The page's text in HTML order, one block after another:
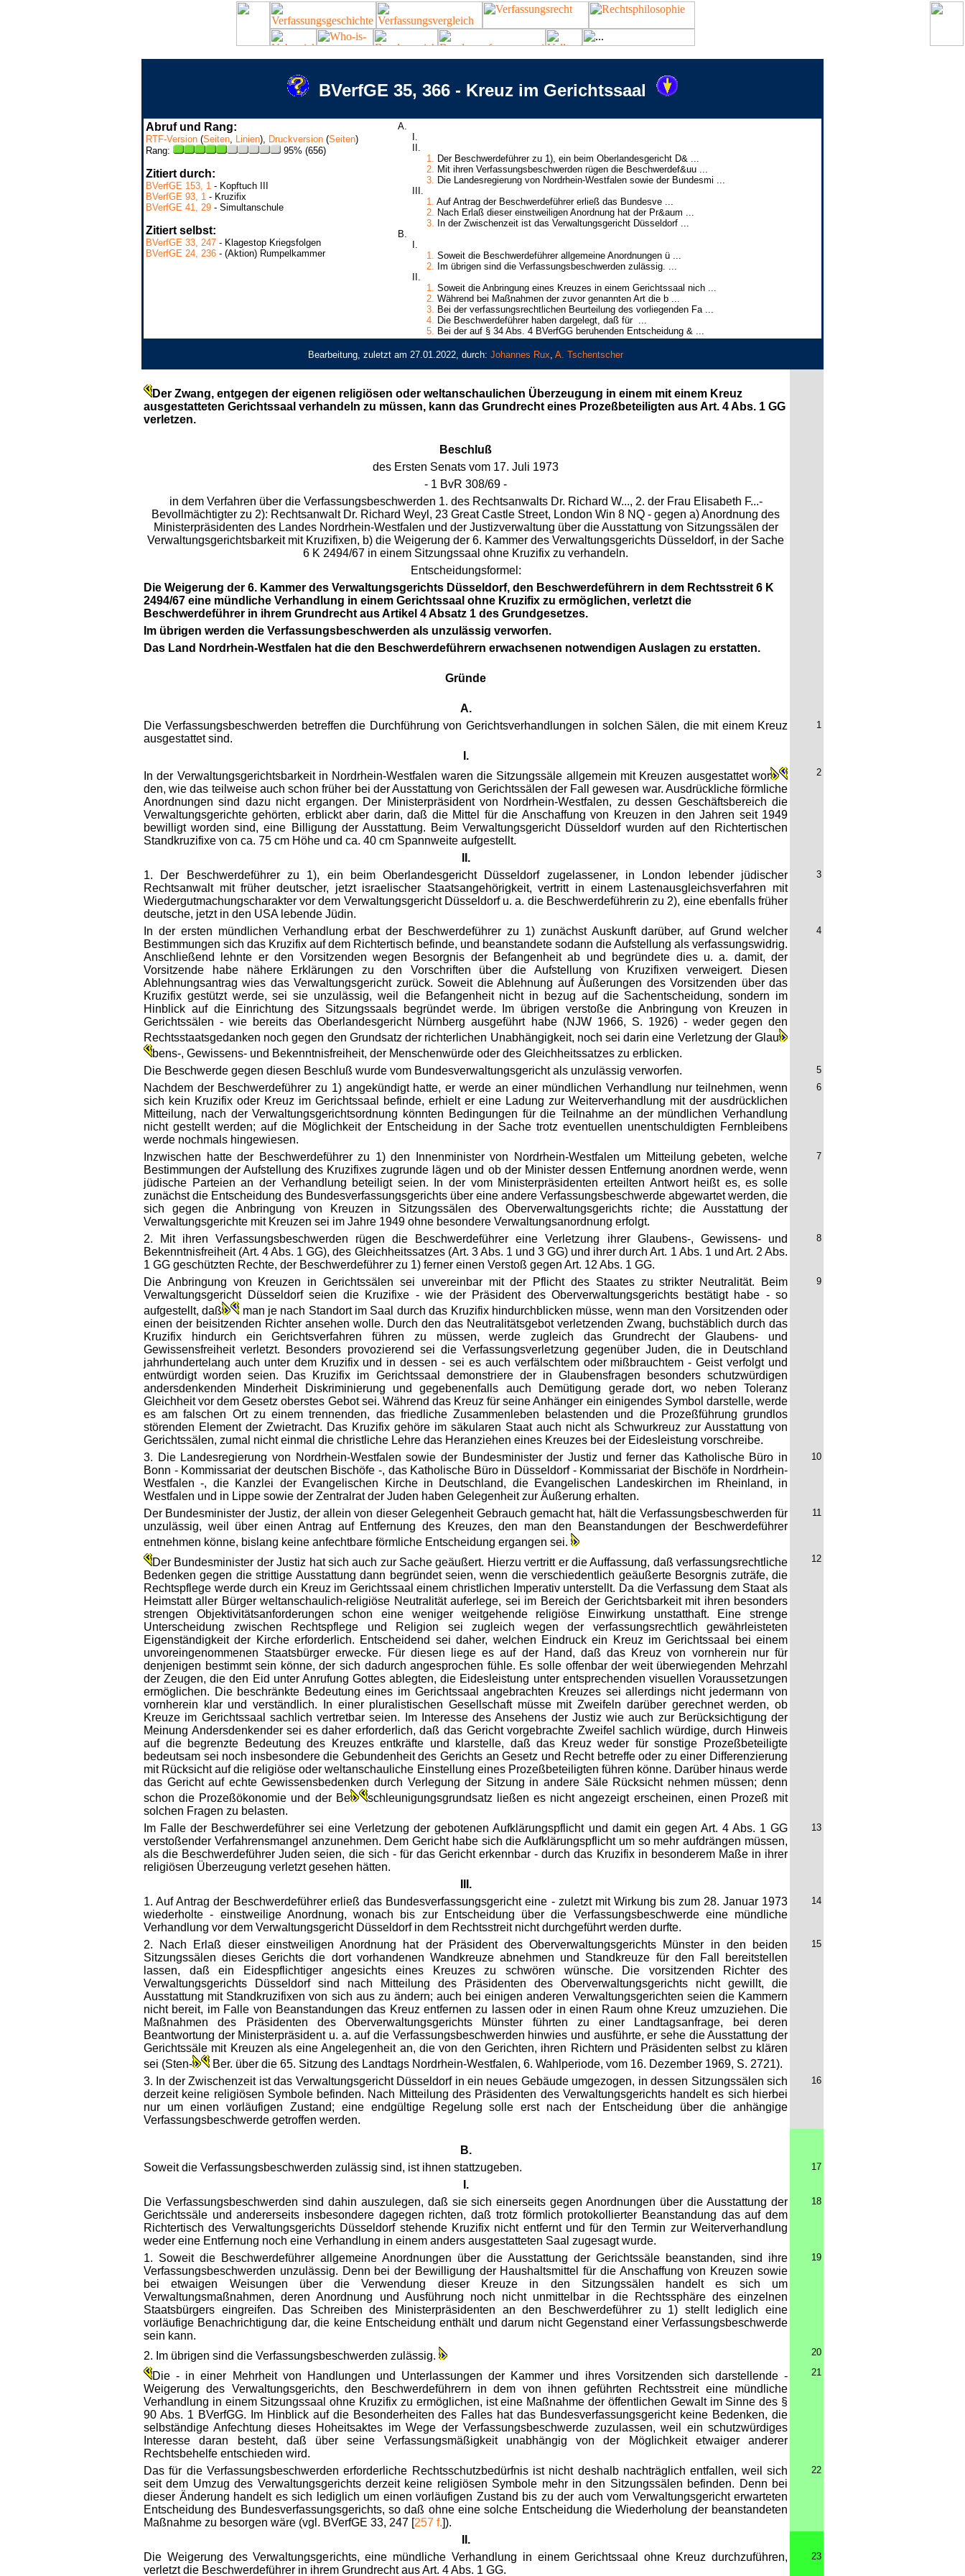
BVerfGE 35, 366 - Kreuz im Gerichtssaal
Abruf und Rang:
RTF-Version (Seiten, Linien), Druckversion (Seiten)
Rang:
95% (656)
Zitiert durch:
BVerfGE 153, 1 - Kopftuch III
BVerfGE 93, 1 - Kruzifix
BVerfGE 41, 29 - Simultanschule
Zitiert selbst:
BVerfGE 33, 247 - Klagestop Kriegsfolgen
BVerfGE 24, 236 - (Aktion) Rumpelkammer
A.
I.
II.
1. Der Beschwerdeführer zu 1), ein beim Oberlandesgericht D& ...
2. Mit ihren Verfassungsbeschwerden rügen die Beschwerdef&uu ...
3. Die Landesregierung von Nordrhein-Westfalen sowie der Bundesmi ...
III.
1. Auf Antrag der Beschwerdeführer erließ das Bundesve ...
2. Nach Erlaß dieser einstweiligen Anordnung hat der Pr&aum ...
3. In der Zwischenzeit ist das Verwaltungsgericht Düsseldorf ...
B.
I.
1. Soweit die Beschwerdeführer allgemeine Anordnungen ü ...
2. Im übrigen sind die Verfassungsbeschwerden zulässig. ...
II.
1. Soweit die Anbringung eines Kreuzes in einem Gerichtssaal nich ...
2. Während bei Maßnahmen der zuvor genannten Art die b ...
3. Bei der verfassungsrechtlichen Beurteilung des vorliegenden Fa ...
4. Die Beschwerdeführer haben dargelegt, daß für ...
5. Bei der auf § 34 Abs. 4 BVerfGG beruhenden Entscheidung & ...
Bearbeitung, zuletzt am 27.01.2022, durch: Johannes Rux, A. Tschentscher
Der Zwang, entgegen der eigenen religiösen oder weltanschaulichen Überzeugung in einem mit einem Kreuz
ausgestatteten Gerichtssaal verhandeln zu müssen, kann das Grundrecht eines Prozeßbeteiligten aus Art. 4 Abs. 1 GG
verletzen.
Beschluß
des Ersten Senats vom 17. Juli 1973
- 1 BvR 308/69 -
in dem Verfahren über die Verfassungsbeschwerden 1. des Rechtsanwalts Dr. Richard W..., 2. der Frau Elisabeth F...-
Bevollmächtigter zu 2): Rechtsanwalt Dr. Richard Weyl, 23 Great Castle Street, London Win 8 NQ - gegen a) Anordnung des
Ministerpräsidenten des Landes Nordrhein-Westfalen und der Justizverwaltung über die Ausstattung von Sitzungssälen der
Verwaltungsgerichtsbarkeit mit Kruzifixen, b) die Weigerung der 6. Kammer des Verwaltungsgerichts Düsseldorf, in der Sache
6 K 2494/67 in einem Sitzungssaal ohne Kruzifix zu verhandeln.
Entscheidungsformel:
Die Weigerung der 6. Kammer des Verwaltungsgerichts Düsseldorf, den Beschwerdeführern in dem Rechtsstreit 6 K
2494/67 eine mündliche Verhandlung in einem Gerichtssaal ohne Kruzifix zu ermöglichen, verletzt die
Beschwerdeführer in ihrem Grundrecht aus Artikel 4 Absatz 1 des Grundgesetzes.
Im übrigen werden die Verfassungsbeschwerden als unzulässig verworfen.
Das Land Nordrhein-Westfalen hat die den Beschwerdeführern erwachsenen notwendigen Auslagen zu erstatten.
Gründe
A.
Die Verfassungsbeschwerden betreffen die Durchführung von Gerichtsverhandlungen in solchen Sälen, die mit einem Kreuz
ausgestattet sind.
1
I.
In der Verwaltungsgerichtsbarkeit in Nordrhein-Westfalen waren die Sitzungssäle allgemein mit Kreuzen ausgestattet wor
den, wie das teilweise auch schon früher bei der Ausstattung von Gerichtssälen der Fall gewesen war. Ausdrückliche förmliche
Anordnungen sind dazu nicht ergangen. Der Ministerpräsident von Nordrhein-Westfalen, zu dessen Geschäftsbereich die
Verwaltungsgerichte gehörten, erblickt aber darin, daß die Mittel für die Anschaffung von Kreuzen in den Jahren seit 1949
bewilligt worden sind, eine Billigung der Ausstattung. Beim Verwaltungsgericht Düsseldorf wurden auf den Richtertischen
Standkruzifixe von ca. 75 cm Höhe und ca. 40 cm Spannweite aufgestellt.
2
II.
1. Der Beschwerdeführer zu 1), ein beim Oberlandesgericht Düsseldorf zugelassener, in London lebender jüdischer
Rechtsanwalt mit früher deutscher, jetzt israelischer Staatsangehörigkeit, vertritt in einem Lastenausgleichsverfahren mit
Wiedergutmachungscharakter vor dem Verwaltungsgericht Düsseldorf u. a. die Beschwerdeführerin zu 2), eine ebenfalls früher
deutsche, jetzt in den USA lebende Jüdin.
3
In der ersten mündlichen Verhandlung erbat der Beschwerdeführer zu 1) zunächst Auskunft darüber, auf Grund welcher
Bestimmungen sich das Kruzifix auf dem Richtertisch befinde, und beanstandete sodann die Aufstellung als verfassungswidrig.
Anschließend lehnte er den Vorsitzenden wegen Besorgnis der Befangenheit ab und begründete dies u. a. damit, der
Vorsitzende habe nähere Erklärungen zu den Vorschriften über die Aufstellung von Kruzifixen verweigert. Diesen
Ablehnungsantrag wies das Verwaltungsgericht zurück. Soweit die Ablehnung auf Äußerungen des Vorsitzenden über das
Kruzifix gestützt werde, sei sie unzulässig, weil die Befangenheit nicht in bezug auf die Sachentscheidung, sondern im
Hinblick auf die Einrichtung des Sitzungssaals begründet werde. Im übrigen verstoße die Anbringung von Kreuzen in
Gerichtssälen - wie bereits das Oberlandesgericht Nürnberg ausgeführt habe (NJW 1966, S. 1926) - weder gegen den
Rechtsstaatsgedanken noch gegen den Grundsatz der richterlichen Unabhängigkeit, noch sei darin eine Verletzung der Glau
bens-, Gewissens- und Bekenntnisfreiheit, der Menschenwürde oder des Gleichheitssatzes zu erblicken.
4
Die Beschwerde gegen diesen Beschluß wurde vom Bundesverwaltungsgericht als unzulässig verworfen. 5
Nachdem der Beschwerdeführer zu 1) angekündigt hatte, er werde an einer mündlichen Verhandlung nur teilnehmen, wenn
sich kein Kruzifix oder Kreuz im Gerichtssaal befinde, erhielt er eine Ladung zur Weiterverhandlung mit der ausdrücklichen
Mitteilung, nach der Verwaltungsgerichtsordnung könnten Bedingungen für die Teilnahme an der mündlichen Verhandlung
nicht gestellt werden; auf die Möglichkeit der Entscheidung in der Sache trotz eventuellen unentschuldigten Fernbleibens
werde nochmals hingewiesen.
6
Inzwischen hatte der Beschwerdeführer zu 1) den Innenminister von Nordrhein-Westfalen um Mitteilung gebeten, welche
Bestimmungen der Aufstellung des Kruzifixes zugrunde lägen und ob der Minister dessen Entfernung anordnen werde, wenn
jüdische Parteien an der Verhandlung beteiligt seien. In der vom Ministerpräsidenten erteilten Antwort heißt es, es solle
zunächst die Entscheidung des Bundesverfassungsgerichts über eine andere Verfassungsbeschwerde abgewartet werden, die
sich gegen die Anbringung von Kreuzen in Sitzungssälen des Oberverwaltungsgerichts richte; die Ausstattung der
Verwaltungsgerichte mit Kreuzen sei im Jahre 1949 ohne besondere Verwaltungsanordnung erfolgt.
7
2. Mit ihren Verfassungsbeschwerden rügen die Beschwerdeführer eine Verletzung ihrer Glaubens-, Gewissens- und
Bekenntnisfreiheit (Art. 4 Abs. 1 GG), des Gleichheitssatzes (Art. 3 Abs. 1 und 3 GG) und ihrer durch Art. 1 Abs. 1 und Art. 2 Abs.
1 GG geschützten Rechte, der Beschwerdeführer zu 1) ferner einen Verstoß gegen Art. 12 Abs. 1 GG.
8
Die Anbringung von Kreuzen in Gerichtssälen sei unvereinbar mit der Pflicht des Staates zu strikter Neutralität. Beim
Verwaltungsgericht Düsseldorf seien die Kruzifixe - wie der Präsident des Oberverwaltungsgerichts bestätigt habe - so
aufgestellt, daß
man je nach Standort im Saal durch das Kruzifix hindurchblicken müsse, wenn man den Vorsitzenden oder
einen der beisitzenden Richter ansehen wolle. Durch den das Neutralitätsgebot verletzenden Zwang, buchstäblich durch das
Kruzifix hindurch ein Gerichtsverfahren führen zu müssen, werde zugleich das Grundrecht der Glaubens- und
Gewissensfreiheit verletzt. Besonders provozierend sei die Verfassungsverletzung gegenüber Juden, die in Deutschland
jahrhundertelang auch unter dem Kruzifix und in dessen - sei es auch verfälschtem oder mißbrauchtem - Geist verfolgt und
entwürdigt worden seien. Das Kruzifix im Gerichtssaal demonstriere der in Glaubensfragen besonders schutzwürdigen
andersdenkenden Minderheit Diskriminierung und gegebenenfalls auch Demütigung gerade dort, wo neben Toleranz
Gleichheit vor dem Gesetz oberstes Gebot sei. Während das Kreuz für seine Anhänger ein einigendes Symbol darstelle, werde
es am falschen Ort zu einem trennenden, das friedliche Zusammenleben belastenden und die Prozeßführung grundlos
störenden Element der Zwietracht. Das Kruzifix gehöre im säkularen Staat auch nicht als Schwurkreuz zur Ausstattung von
Gerichtssälen, zumal nicht einmal die christliche Lehre das Heranziehen eines Kreuzes bei der Eidesleistung vorschreibe.
9
3. Die Landesregierung von Nordrhein-Westfalen sowie der Bundesminister der Justiz und ferner das Katholische Büro in
Bonn - Kommissariat der deutschen Bischöfe -, das Katholische Büro in Düsseldorf - Kommissariat der Bischöfe in Nordrhein-
Westfalen -, die Kanzlei der Evangelischen Kirche in Deutschland, die Evangelischen Landeskirchen im Rheinland, in
Westfalen und in Lippe sowie der Zentralrat der Juden haben Gelegenheit zur Äußerung erhalten.
10
Der Bundesminister der Justiz, der allein von dieser Gelegenheit Gebrauch gemacht hat, hält die Verfassungsbeschwerden für
unzulässig, weil über einen Antrag auf Entfernung des Kreuzes, den man den Beanstandungen der Beschwerdeführer
entnehmen könne, bislang keine anfechtbare förmliche Entscheidung ergangen sei.
11
Der Bundesminister der Justiz hat sich auch zur Sache geäußert. Hierzu vertritt er die Auffassung, daß verfassungsrechtliche
Bedenken gegen die strittige Ausstattung dann begründet seien, wenn die verschiedentlich geäußerte Besorgnis zuträfe, die
Rechtspflege werde durch ein Kreuz im Gerichtssaal einem christlichen Imperativ unterstellt. Da die Verfassung dem Staat als
Heimstatt aller Bürger weltanschaulich-religiöse Neutralität auferlege, sei im Bereich der Gerichtsbarkeit mit ihren besonders
strengen Objektivitätsanforderungen schon eine weniger weitgehende religiöse Einwirkung unstatthaft. Eine strenge
Unterscheidung zwischen Rechtspflege und Religion sei zugleich wegen der verfassungsrechtlich gewährleisteten
Eigenständigkeit der Kirche erforderlich. Entscheidend sei daher, welchen Eindruck ein Kreuz im Gerichtssaal bei einem
unvoreingenommenen Staatsbürger erwecke. Für diesen liege es auf der Hand, daß das Kreuz von vornherein nur für
denjenigen bestimmt sein könne, der sich dadurch angesprochen fühle. Es solle offenbar der weit überwiegenden Mehrzahl
der Zeugen, die den Eid unter Anrufung Gottes ablegten, die Eidesleistung unter entsprechenden visuellen Voraussetzungen
ermöglichen. Die beschränkte Bedeutung eines im Gerichtssaal angebrachten Kreuzes sei allerdings nicht jedermann von
vornherein klar und verständlich. In einer pluralistischen Gesellschaft müsse mit Zweifeln darüber gerechnet werden, ob
Kreuze im Gerichtssaal sachlich vertretbar seien. Im Interesse des Ansehens der Justiz wie auch zur Berücksichtigung der
Meinung Andersdenkender sei es daher erforderlich, daß das Gericht vorgebrachte Zweifel sachlich würdige, durch Hinweis
auf die begrenzte Bedeutung des Kreuzes entkräfte und klarstelle, daß das Kreuz weder für sonstige Prozeßbeteiligte
bedeutsam sei noch insbesondere die Gebundenheit des Gerichts an Gesetz und Recht betreffe oder zu einer Differenzierung
mit Rücksicht auf die religiöse oder weltanschauliche Einstellung eines Prozeßbeteiligten führen könne. Darüber hinaus werde
das Gericht auf echte Gewissensbedenken durch Verlegung der Sitzung in andere Säle Rücksicht nehmen müssen; denn
schon die Prozeßökonomie und der Be
schleunigungsgrundsatz ließen es nicht angezeigt erscheinen, einen Prozeß mit
solchen Fragen zu belasten.
12
Im Falle der Beschwerdeführer sei eine Verletzung der gebotenen Aufklärungspflicht und damit ein gegen Art. 4 Abs. 1 GG
verstoßender Verfahrensmangel anzunehmen. Dem Gericht habe sich die Aufklärungspflicht um so mehr aufdrängen müssen,
als die Beschwerdeführer Juden seien, die sich - für das Gericht erkennbar - durch das Kruzifix in besonderem Maße in ihrer
religiösen Überzeugung verletzt gesehen hätten.
13
III.
1. Auf Antrag der Beschwerdeführer erließ das Bundesverfassungsgericht eine - zuletzt mit Wirkung bis zum 28. Januar 1973
wiederholte - einstweilige Anordnung, wonach bis zur Entscheidung über die Verfassungsbeschwerde eine mündliche
Verhandlung vor dem Verwaltungsgericht Düsseldorf in dem Rechtsstreit nicht durchgeführt werden durfte.
14
2. Nach Erlaß dieser einstweiligen Anordnung hat der Präsident des Oberverwaltungsgerichts Münster in den beiden
Sitzungssälen dieses Gerichts die dort vorhandenen Wandkreuze abnehmen und Standkreuze für den Fall bereitstellen
lassen, daß ein Eidespflichtiger angesichts eines Kreuzes zu schwören wünsche. Die vorsitzenden Richter des
Verwaltungsgerichts Düsseldorf sind nach Mitteilung des Präsidenten des Oberverwaltungsgerichts nicht gewillt, die
Ausstattung mit Standkruzifixen von sich aus zu ändern; auch bei einigen anderen Verwaltungsgerichten seien die Kammern
nicht bereit, im Falle von Beanstandungen das Kreuz entfernen zu lassen oder in einen Raum ohne Kreuz umzuziehen. Die
Maßnahmen des Präsidenten des Oberverwaltungsgerichts Münster führten zu einer Landtagsanfrage, bei deren
Beantwortung der Ministerpräsident u. a. auf die Verfassungsbeschwerden hinwies und ausführte, er sehe die Ausstattung der
Gerichtssäle mit Kreuzen als eine Angelegenheit an, die von den Gerichten, ihren Richtern und Präsidenten selbst zu klären
sei (Sten-
Ber. über die 65. Sitzung des Landtags Nordrhein-Westfalen, 6. Wahlperiode, vom 16. Dezember 1969, S. 2721).
15
3. In der Zwischenzeit ist das Verwaltungsgericht Düsseldorf in ein neues Gebäude umgezogen, in dessen Sitzungssälen sich
derzeit keine religiösen Symbole befinden. Nach Mitteilung des Präsidenten des Verwaltungsgerichts handelt es sich hierbei
nur um einen vorläufigen Zustand; eine endgültige Regelung solle erst nach der Entscheidung über die anhängige
Verfassungsbeschwerde getroffen werden.
16
B.
Soweit die Verfassungsbeschwerden zulässig sind, ist ihnen stattzugeben.
17
I.
Die Verfassungsbeschwerden sind dahin auszulegen, daß sie sich einerseits gegen Anordnungen über die Ausstattung der
Gerichtssäle und andererseits insbesondere dagegen richten, daß trotz förmlich protokollierter Beanstandung das auf dem
Richtertisch des Verwaltungsgerichts Düsseldorf stehende Kruzifix nicht entfernt und für den Termin zur Weiterverhandlung
weder eine Entfernung noch eine Verhandlung in einem anders ausgestatteten Saal zugesagt wurde.
18
1. Soweit die Beschwerdeführer allgemeine Anordnungen über die Ausstattung der Gerichtssäle beanstanden, sind ihre
Verfassungsbeschwerden unzulässig. Denn bei der Bewilligung der Haushaltsmittel für die Anschaffung von Kreuzen sowie
bei etwaigen Weisungen über die Verwendung dieser Kreuze in den Sitzungssälen handelt es sich um
Verwaltungsmaßnahmen, deren Anordnung und Ausführung noch nicht unmittelbar in die Rechtssphäre des einzelnen
Staatsbürgers eingreifen. Das Schreiben des Ministerpräsidenten an den Beschwerdeführer zu 1) stellt lediglich eine
vorläufige Benachrichtigung dar, die keine Entscheidung enthält und darum nicht Gegenstand einer Verfassungsbeschwerde
sein kann.
19
2. Im übrigen sind die Verfassungsbeschwerden zulässig. 20
Die - in einer Mehrheit von Handlungen und Unterlassungen der Kammer und ihres Vorsitzenden sich darstellende -
Weigerung des Verwaltungsgerichts, den Beschwerdeführern in dem von ihnen geführten Rechtsstreit eine mündliche
Verhandlung in einem Sitzungssaal ohne Kruzifix zu ermöglichen, ist eine Maßnahme der öffentlichen Gewalt im Sinne des §
90 Abs. 1 BVerfGG. Im Hinblick auf die Besonderheiten des Falles hat das Bundesverfassungsgericht keine Bedenken, die
selbständige Anfechtung dieses Hoheitsaktes im Wege der Verfassungsbeschwerde zuzulassen, weil ein schutzwürdiges
Interesse daran besteht, daß über seine Verfassungsmäßigkeit unabhängig von der Möglichkeit etwaiger anderer
Rechtsbehelfe entschieden wird.
21
Das für die Verfassungsbeschwerden erforderliche Rechtsschutzbedürfnis ist nicht deshalb nachträglich entfallen, weil sich
seit dem Umzug des Verwaltungsgerichts derzeit keine religiösen Symbole mehr in den Sitzungssälen befinden. Denn bei
dieser Änderung handelt es sich lediglich um einen vorläufigen Zustand bis zu der auch vom Verwaltungsgericht erwarteten
Entscheidung des Bundesverfassungsgerichts, so daß ohne eine solche Entscheidung die Wiederholung der beanstandeten
Maßnahme zu besorgen wäre (vgl. BVerfGE 33, 247 [257 f.]).
22
II.
Die Weigerung des Verwaltungsgerichts, eine mündliche Verhandlung in einem Gerichtssaal ohne Kreuz durchzuführen,
verletzt die Beschwerdeführer in ihrem Grundrecht aus Art. 4 Abs. 1 GG.
23